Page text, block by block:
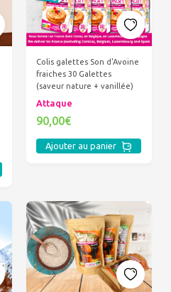
Colis galettes Son d'Avoine
fraiches 30 Galettes
(saveur nature + vanillée)
Attaque
90,00€
Ajouter au panier